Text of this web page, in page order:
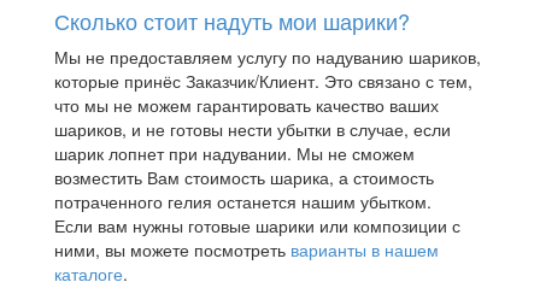
Сколько стоит надуть мои шарики?
Мы не предоставляем услугу по надуванию шариков,
которые принёс Заказчик/Клиент. Это связано с тем,
что мы не можем гарантировать качество ваших
шариков, и не готовы нести убытки в случае, если
шарик лопнет при надувании. Мы не сможем
возместить Вам стоимость шарика, а стоимость
потраченного гелия останется нашим убытком.
Если вам нужны готовые шарики или композиции с
ними, вы можете посмотреть варианты в нашем
каталоге.